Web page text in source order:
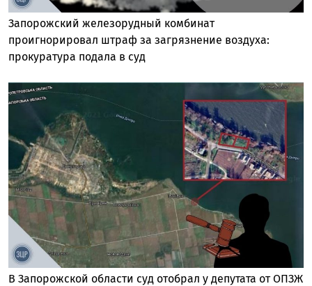
Запорожский железорудный комбинат
проигнорировал штраф за загрязнение воздуха:
прокуратура подала в суд
В Запорожской области суд отобрал у депутата от ОПЗЖ